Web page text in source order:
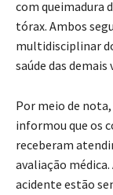
com queimadura
tórax. Ambos
multidisciplinar do
saúde das
Por meio de
informou que os
receberam
avaliação médica.
acidente estão